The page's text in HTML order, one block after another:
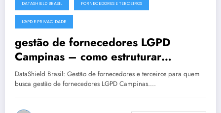
julho 19, 2025
DATASHIELD BRASIL FORNECEDORES E TERCEIROS
LGPD E PRIVACIDADE
gestão de fornecedores LGPD
Campinas – como estruturar
privacidade com segurança
DataShield Brasil: Gestão de fornecedores e terceiros para quem
busca gestão de fornecedores LGPD Campinas.…